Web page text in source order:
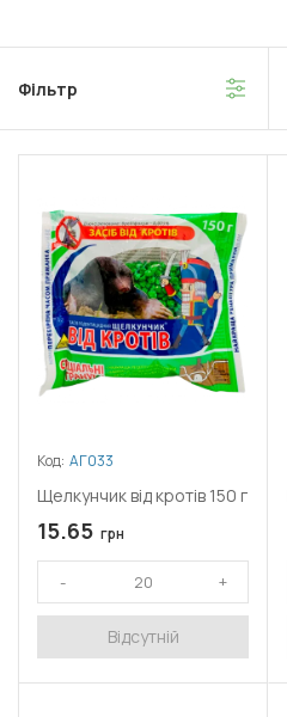
Фільтр
Код: АГ033
Щелкунчик від кротів 150 г
15.65 грн
Відсутній